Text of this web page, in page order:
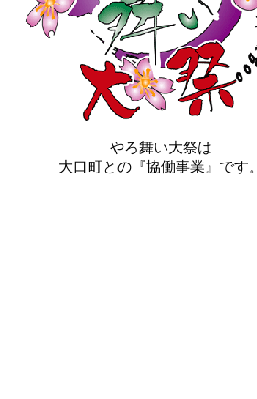
やろ舞い大祭は
大口町との『協働事業』です。